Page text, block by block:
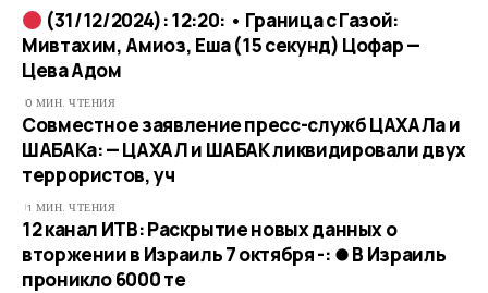
(31/12/2024): 12:20: • Граница с Газой:
Мивтахим, Амиоз, Еша (15 секунд) Цофар —
Цева Адом
0 МИН. ЧТЕНИЯ
Совместное заявление пресс-служб ЦАХАЛа и
ШАБАКа: — ЦАХАЛ и ШАБАК ликвидировали двух
террористов, уч
1 МИН. ЧТЕНИЯ
12 канал ИТВ: Раскрытие новых данных о
вторжении в Израиль 7 октября -: ⏺ В Израиль
проникло 6000 те